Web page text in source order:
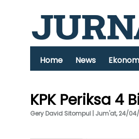
Home News
KPK Periksa 4
Gery David Sitompul | Jum'at, 24/04/